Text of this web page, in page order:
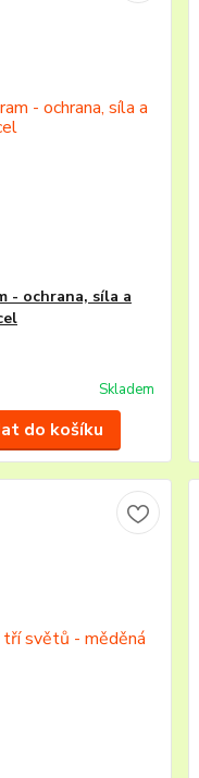
- ochrana, síla a
Skladem
do košíku